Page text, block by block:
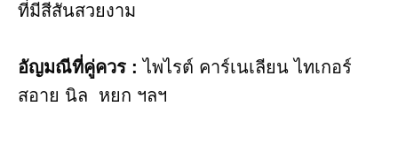
ที่มีสีสันสวยงาม
อัญมณี​ที่คู่ควร : ไพไรต์ คาร์เนเลียน​ ไทเกอร์
สอาย นิล หยก ฯลฯ